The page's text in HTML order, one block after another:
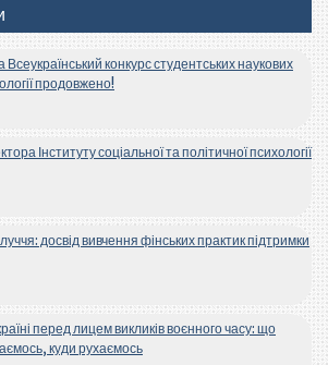
конкурс студентських наукових
продовжено!
Інституту соціальної та політичної психології
досвід вивчення фінських практик підтримки
перед лицем викликів воєнного часу: що
куди рухаємось